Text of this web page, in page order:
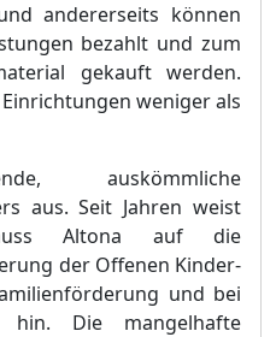
andererseits können
bezahlt und zum
gekauft werden.
weniger als
auskömmliche
aus. Seit Jahren weist
Altona auf die
der Offenen Kinder-
rderung und bei
hin. Die mangelhafte